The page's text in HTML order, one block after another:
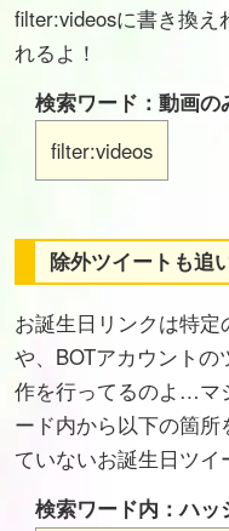
filter:videosに書き換
れるよ！
検索ワード：動画の
filter:videos
除外ツイートも追
お誕生日リンクは特定
や、BOTアカウント
作を行ってるのよ…マ
ード内から以下の箇
ていないお誕生日ツイ
検索ワード内：ハッ